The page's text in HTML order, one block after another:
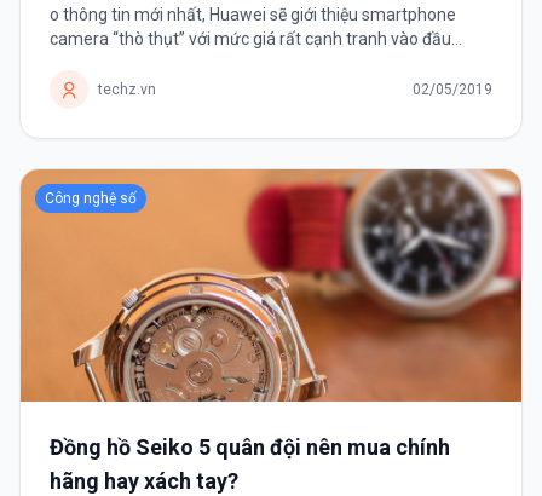
o thông tin mới nhất, Huawei sẽ giới thiệu smartphone
camera “thò thụt” với mức giá rất cạnh tranh vào đầu
techz.vn 02/05/2019
Công nghệ số
Đồng hồ Seiko 5 quân đội nên mua chính
hãng hay xách tay?